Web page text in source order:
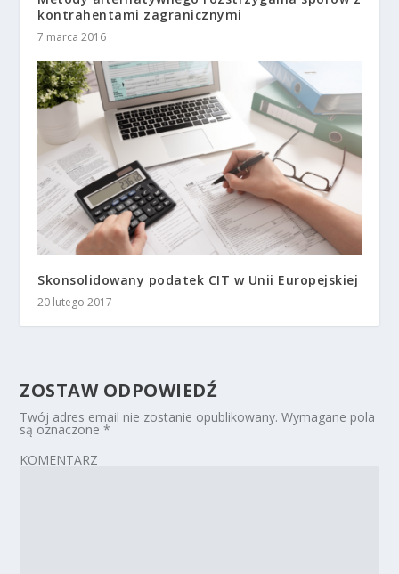
kontrahentami zagranicznymi
7 marca 2016
Skonsolidowany podatek CIT w Unii Europejskiej
20 lutego 2017
ZOSTAW ODPOWIEDŹ
Twój adres email nie zostanie opublikowany. Wymagane pola
są oznaczone*
KOMENTARZ